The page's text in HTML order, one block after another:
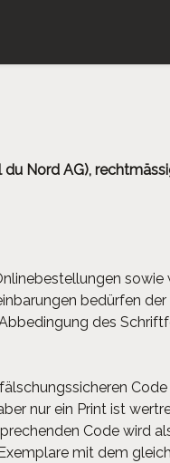
Nord AG),
sowie
bedürfen
des
nur ein Print ist
Code wird
mit dem